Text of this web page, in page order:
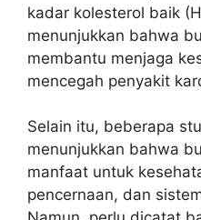
kadar kolesterol baik
menunjukkan bahwa
membantu menjaga
mencegah penyakit
Selain itu, beberapa
menunjukkan bahwa
manfaat untuk
pencernaan, dan